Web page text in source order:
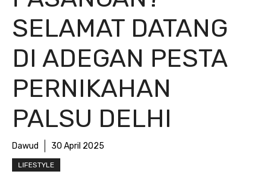
SELAMAT DATANG
DI ADEGAN PESTA
PERNIKAHAN
PALSU DELHI
Dawud 30 April 2025
LIFESTYLE